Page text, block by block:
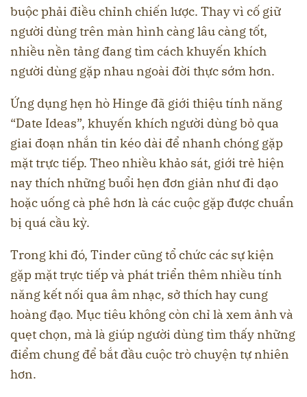
buộc phải điều chỉnh chiến lược. Thay vì cố giữ
người dùng trên màn hình càng lâu càng tốt,
nhiều nền tảng đang tìm cách khuyến khích
người dùng gặp nhau ngoài đời thực sớm hơn.
Ứng dụng hẹn hò Hinge đã giới thiệu tính năng
“Date Ideas”, khuyến khích người dùng bỏ qua
giai đoạn nhắn tin kéo dài để nhanh chóng gặp
mặt trực tiếp. Theo nhiều khảo sát, giới trẻ hiện
nay thích những buổi hẹn đơn giản như đi dạo
hoặc uống cà phê hơn là các cuộc gặp được chuẩn
bị quá cầu kỳ.
Trong khi đó, Tinder cũng tổ chức các sự kiện
gặp mặt trực tiếp và phát triển thêm nhiều tính
năng kết nối qua âm nhạc, sở thích hay cung
hoàng đạo. Mục tiêu không còn chỉ là xem ảnh và
quẹt chọn, mà là giúp người dùng tìm thấy những
điểm chung để bắt đầu cuộc trò chuyện tự nhiên
hơn.